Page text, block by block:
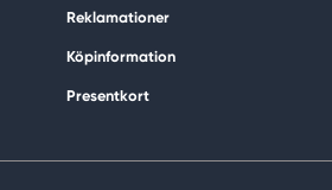
Reklamationer
Köpinformation
Presentkort